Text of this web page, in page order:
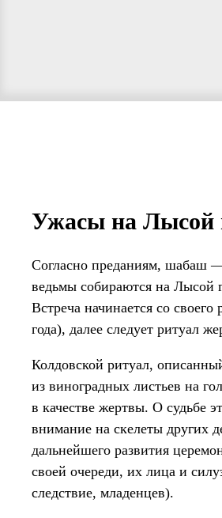
Ужасы на Лысой
Согласно преданиям, шабаш —
ведьмы собираются на Лысой
Встреча начинается со
года), далее следует ритуал
Колдовской ритуал,
из виноградных листьев на
в качестве жертвы. О судьбе
внимание на скелеты других
дальнейшего развития
своей очереди, их лица и
следствие, младенцев).